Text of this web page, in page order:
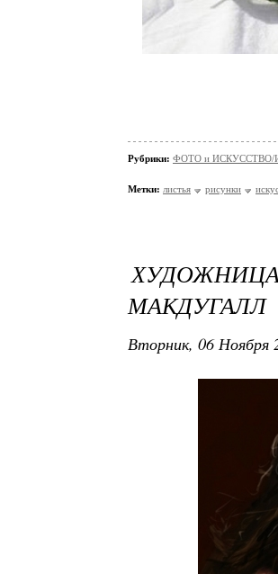
Рубрики: ФОТО и ИСКУССТВО/
Метки: листья рисунки
МАКДУГАЛЛ
Вторник, 06 Ноября